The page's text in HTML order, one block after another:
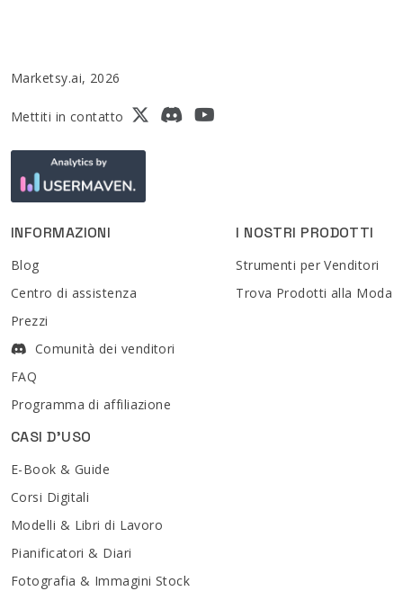
Marketsy.ai, 2026
Mettiti in contatto
INFORMAZIONI
Blog
Centro di assistenza
Prezzi
Comunità dei venditori
FAQ
Programma di affiliazione
I NOSTRI PRODOTTI
Strumenti per Venditori
Trova Prodotti alla Moda
CASI D'USO
E-Book & Guide
Corsi Digitali
Modelli & Libri di Lavoro
Pianificatori & Diari
Fotografia & Immagini Stock